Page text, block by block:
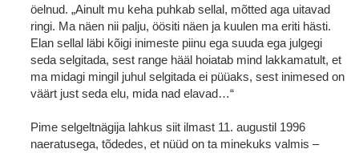
öelnud. „Ainult mu keha puhkab sellal, mõtted aga uitavad
ringi. Ma näen nii palju, öösiti näen ja kuulen ma eriti hästi.
Elan sellal läbi kõigi inimeste piinu ega suuda ega julgegi
seda selgitada, sest range hääl hoiatab mind lakkamatult, et
ma midagi mingil juhul selgitada ei püüaks, sest inimesed on
väärt just seda elu, mida nad elavad…“
Pime selgeltnägija lahkus siit ilmast 11. augustil 1996
naeratusega, tõdedes, et nüüd on ta minekuks valmis ‒